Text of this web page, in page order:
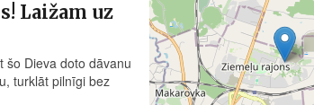
Laižam uz
šo Dieva doto dāvanu
turklāt pilnīgi bez